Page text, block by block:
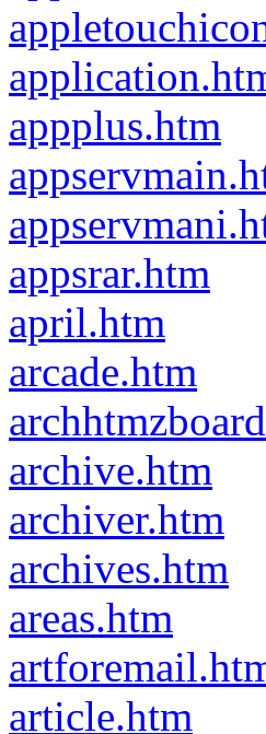
appplus.htm
appsrar.htm
april.htm
arcade.htm
archive.htm
archiver.htm
archives.htm
areas.htm
article.htm